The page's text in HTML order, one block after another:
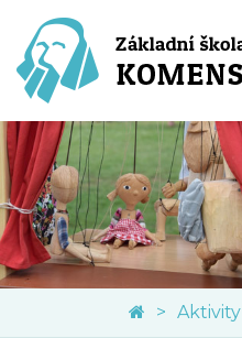
Aktivity